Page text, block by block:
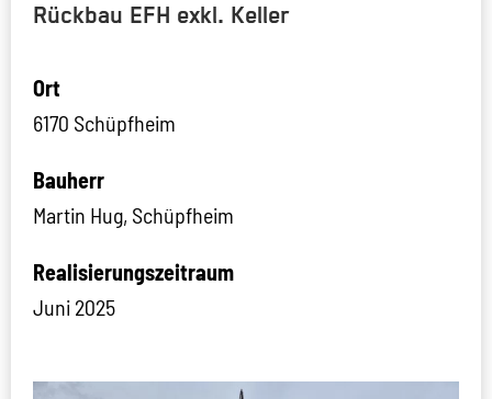
Rückbau EFH exkl. Keller
Ort
6170 Schüpfheim
Bauherr
Martin Hug, Schüpfheim
Realisierungszeitraum
Juni 2025